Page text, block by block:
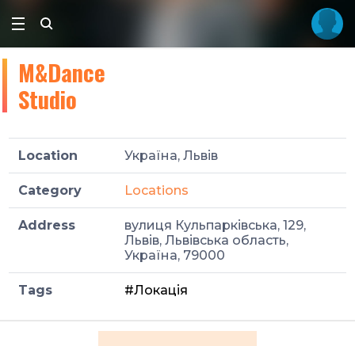
M&Dance
Studio
Location Україна, Львів
Category Locations
Address
вулиця Кульпарківська, 129,
Львів, Львівська область,
Україна, 79000
Tags #Локація